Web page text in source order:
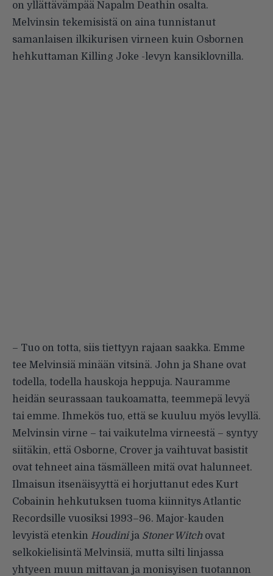
on yllättävämpää Napalm Deathin osalta.
Melvinsin tekemisistä on aina tunnistanut
samanlaisen ilkikurisen virneen kuin Osbornen
hehkuttaman Killing Joke -levyn kansiklovnilla.
– Tuo on totta, siis tiettyyn rajaan saakka. Emme
tee Melvinsiä minään vitsinä. John ja Shane ovat
todella, todella hauskoja heppuja. Nauramme
heidän seurassaan taukoamatta, teemmepä levyä
tai emme. Ihmekös tuo, että se kuuluu myös levyllä.
Melvinsin virne – tai vaikutelma virneestä – syntyy
siitäkin, että Osborne, Crover ja vaihtuvat basistit
ovat tehneet aina täsmälleen mitä ovat halunneet.
Ilmaisun itsenäisyyttä ei horjuttanut edes Kurt
Cobainin hehkutuksen tuoma kiinnitys Atlantic
Recordsille vuosiksi 1993–96. Major-kauden
levyistä etenkin Houdinija Stoner Witch ovat
selkokielisintä Melvinsiä, mutta silti linjassa
yhtyeen muun mittavan ja monisyisen tuotannon